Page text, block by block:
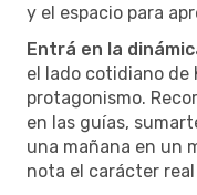
y el espacio para
Entrá en la
el lado cotidiano de
protagonismo.
en las guías,
una mañana en un
nota el carácter